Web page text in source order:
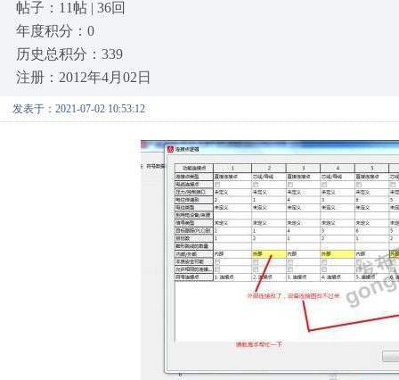
帖子：11帖 | 36回
年度积分：0
历史总积分：339
注册：2012年4月02日
发表于：2021-07-02 10:53:12